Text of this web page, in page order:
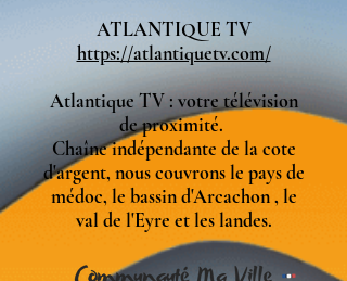
ATLANTIQUE TV
https://atlantiquetv.com/
Atlantique TV : votre télévision
de proximité.
Chaîne indépendante de la cote
d'argent, nous couvrons le pays de
médoc, le bassin d'Arcachon , le
val de l'Eyre et les landes.